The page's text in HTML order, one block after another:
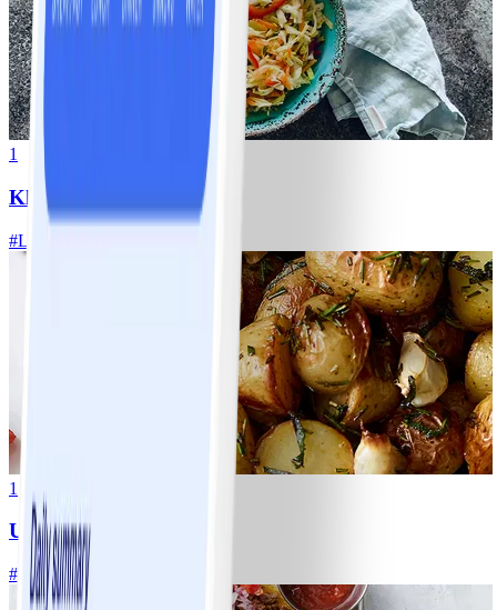
1
Klassisk vitkålssallad
#Lätt
1
Ugnsrostad potatis
# Lätt5 MIN